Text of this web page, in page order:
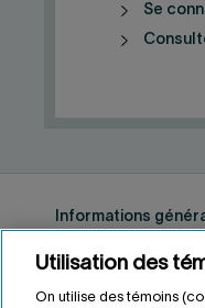
Se
Informations
Utilisation des
On utilise des témoins